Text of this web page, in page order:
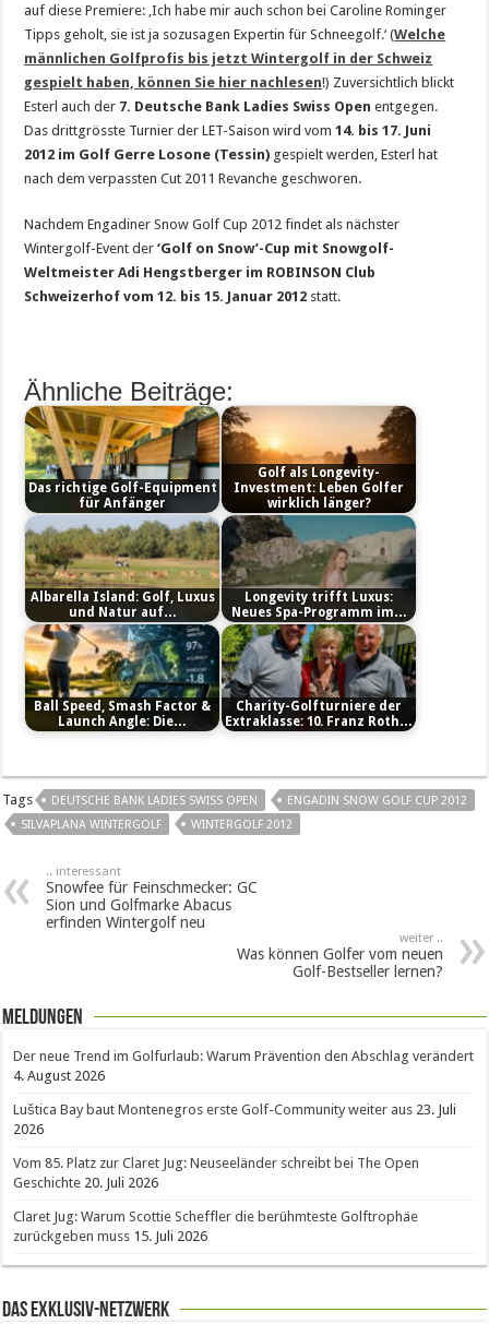
auf diese Premiere: ‚Ich habe mir auch schon bei Caroline Rominger
Tipps geholt, sie ist ja sozusagen Expertin für Schneegolf.‘ (Welche
männlichen Golfprofis bis jetzt Wintergolf in der Schweiz
gespielt haben, können Sie hier nachlesen!) Zuversichtlich blickt
Esterl auch der 7. Deutsche Bank Ladies Swiss Open entgegen.
Das drittgrösste Turnier der LET-Saison wird vom14. bis 17. Juni
2012 im Golf Gerre Losone (Tessin) gespielt werden, Esterl hat
nach dem verpassten Cut 2011 Revanche geschworen.
Nachdem Engadiner Snow Golf Cup 2012 findet als nächster
Wintergolf-Event der ‘Golf on Snow’-Cup mit Snowgolf-
Weltmeister Adi Hengstberger im ROBINSON Club
Schweizerhofvom 12. bis 15. Januar 2012 statt.
Ähnliche Beiträge:
Das richtige Golf-Equipment
für Anfänger
Golf als Longevity-
Investment: Leben Golfer
wirklich länger?
Albarella Island: Golf, Luxus
und Natur auf…
Longevity trifft Luxus:
Neues Spa-Programm im…
Ball Speed, Smash Factor &
Launch Angle: Die…
Charity-Golfturniere der
Extraklasse: 10. Franz Roth…
Tags DEUTSCHE BANK LADIES SWISS OPEN
ENGADIN SNOW GOLF CUP 2012
SILVAPLANA WINTERGOLF
WINTERGOLF 2012
.. interessant
Snowfee für Feinschmecker: GC
Sion und Golfmarke Abacus
erfinden Wintergolf neu
weiter ..
Was können Golfer vom neuen
Golf-Bestseller lernen?
Meldungen
Der neue Trend im Golfurlaub: Warum Prävention den Abschlag verändert
4. August 2026
Luštica Bay baut Montenegros erste Golf-Community weiter aus 23. Juli
2026
Vom 85. Platz zur Claret Jug: Neuseeländer schreibt bei The Open
Geschichte 20. Juli 2026
Claret Jug: Warum Scottie Scheffler die berühmteste Golftrophäe
zurückgeben muss 15. Juli 2026
Das Exklusiv-Netzwerk